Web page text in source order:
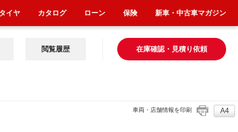
在庫確認・見積り依頼
閲覧履歴
車両・店舗情報を印刷 A4
イヤ カタログ ローン 保険 新車・中古車マガジン